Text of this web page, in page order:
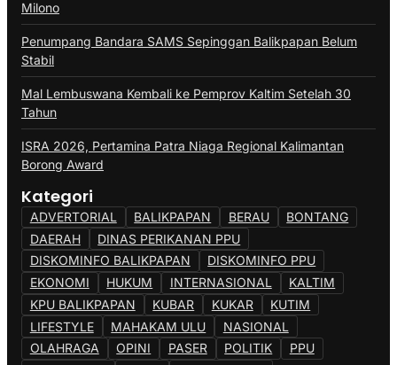
Milono
Penumpang Bandara SAMS Sepinggan Balikpapan Belum
Stabil
Mal Lembuswana Kembali ke Pemprov Kaltim Setelah 30
Tahun
ISRA 2026, Pertamina Patra Niaga Regional Kalimantan
Borong Award
Kategori
ADVERTORIAL BALIKPAPAN BERAU
BONTANG
DAERAH
DINAS PERIKANAN PPU
DISKOMINFO BALIKPAPAN
DISKOMINFO PPU
EKONOMI
HUKUM INTERNASIONAL
KALTIM
KPU BALIKPAPAN
KUBAR KUKAR
KUTIM
LIFESTYLE
MAHAKAM ULU
NASIONAL
OLAHRAGA
OPINI PASER POLITIK
PPU